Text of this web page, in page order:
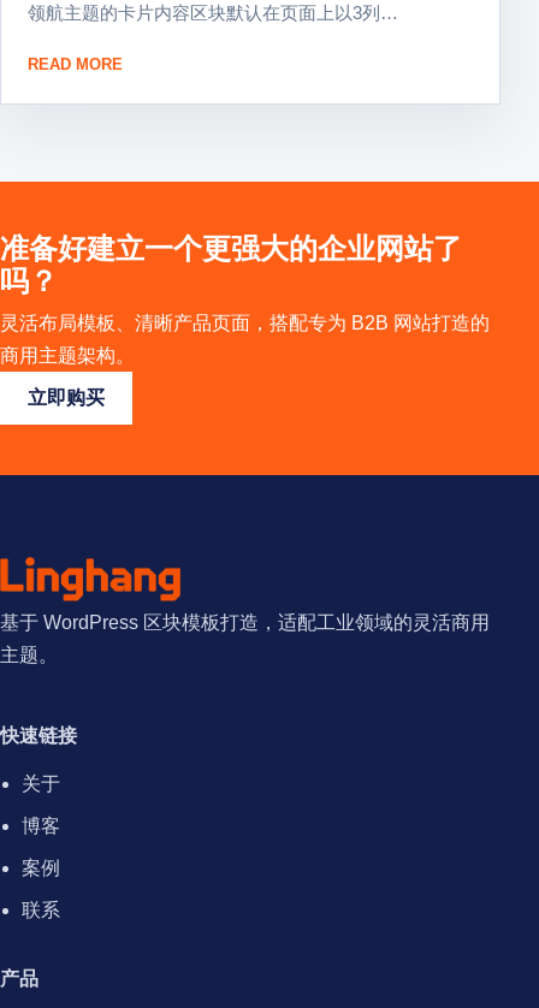
领航主题的卡片内容区块默认在页面上以3列…
READ MORE
准备好建立一个更强大的企业网站了
吗？
灵活布局模板、清晰产品页面，搭配专为 B2B 网站打造的
商用主题架构。
立即购买
基于 WordPress 区块模板打造，适配工业领域的灵活商用
主题。
快速链接
关于
博客
案例
联系
产品